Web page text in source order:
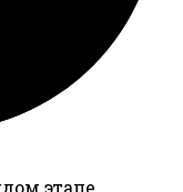
этапе